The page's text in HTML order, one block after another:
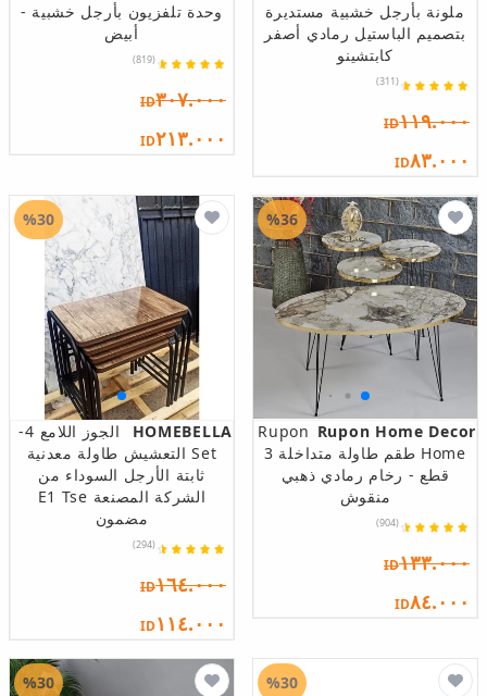
ملونة بأرجل خشبية مستديرة
بتصميم الباستيل رمادي أصفر
كابتشينو
(311)
ID١١٩.٠٠٠
ID٨٣.٠٠٠
وحدة تلفزيون بأرجل خشبية -
أبيض
(819)
ID٣٠٧.٠٠٠
ID٢١٣.٠٠٠
Rupon Home Decor
Rupon
Home طقم طاولة متداخلة 3
قطع - رخام رمادي ذهبي
منقوش
(904)
ID١٣٣.٠٠٠
ID٨٤.٠٠٠
%36
HOMEBELLA
الجوز اللامع 4-
Set التعشيش طاولة معدنية
ثابتة الأرجل السوداء من
الشركة المصنعة E1 Tse
مضمون
(294)
ID١٦٤.٠٠٠
ID١١٤.٠٠٠
%30
%30
%30